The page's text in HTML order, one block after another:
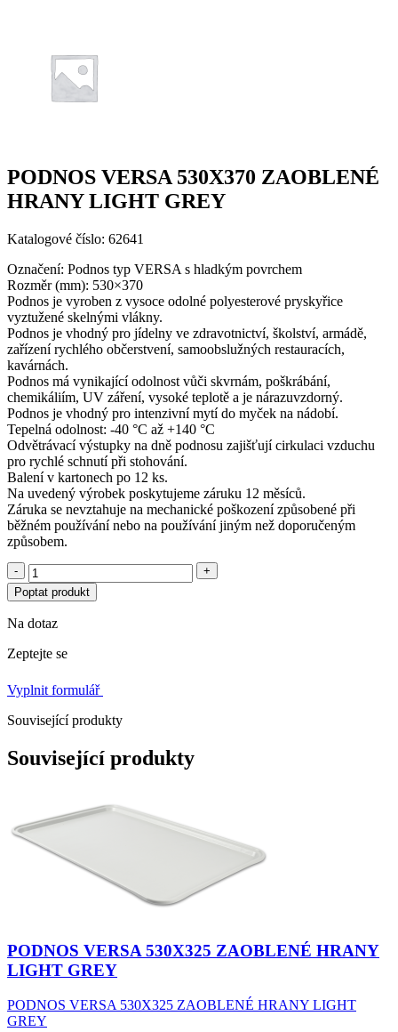
PODNOS VERSA 530X370 ZAOBLENÉ
HRANY LIGHT GREY
Katalogové číslo: 62641
Označení: Podnos typ VERSA s hladkým povrchem
Rozměr (mm): 530×370
Podnos je vyroben z vysoce odolné polyesterové pryskyřice
vyztužené skelnými vlákny.
Podnos je vhodný pro jídelny ve zdravotnictví, školství, armádě,
zařízení rychlého občerstvení, samoobslužných restauracích,
kavárnách.
Podnos má vynikající odolnost vůči skvrnám, poškrábání,
chemikáliím, UV záření, vysoké teplotě a je nárazuvzdorný.
Podnos je vhodný pro intenzivní mytí do myček na nádobí.
Tepelná odolnost: -40 °C až +140 °C
Odvětrávací výstupky na dně podnosu zajišťují cirkulaci vzduchu
pro rychlé schnutí při stohování.
Balení v kartonech po 12 ks.
Na uvedený výrobek poskytujeme záruku 12 měsíců.
Záruka se nevztahuje na mechanické poškození způsobené při
běžném používání nebo na používání jiným než doporučeným
způsobem.
-
+
Poptat produkt
Na dotaz
Zeptejte se
Vyplnit formulář
Související produkty
Související produkty
PODNOS VERSA 530X325 ZAOBLENÉ HRANY
LIGHT GREY
PODNOS VERSA 530X325 ZAOBLENÉ HRANY LIGHT
GREY